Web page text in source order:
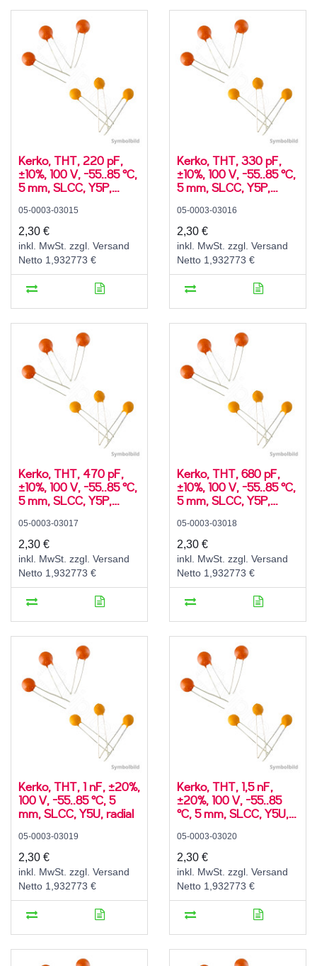
Kerko, THT, 220 pF,
±10%, 100 V, -55..85 °C,
5 mm, SLCC, Y5P,
05-0003-03015
2,30 €
inkl. MwSt. zzgl. Versand
Netto 1,932773 €
Kerko, THT, 330 pF,
±10%, 100 V, -55..85 °C,
5 mm, SLCC, Y5P,
05-0003-03016
2,30 €
inkl. MwSt. zzgl. Versand
Netto 1,932773 €
Kerko, THT, 470 pF,
±10%, 100 V, -55..85 °C,
5 mm, SLCC, Y5P,
05-0003-03017
2,30 €
inkl. MwSt. zzgl. Versand
Netto 1,932773 €
Kerko, THT, 680 pF,
±10%, 100 V, -55..85 °C,
5 mm, SLCC, Y5P,
05-0003-03018
2,30 €
inkl. MwSt. zzgl. Versand
Netto 1,932773 €
Kerko, THT, 1 nF, ±20%,
100 V, -55..85 °C, 5
mm, SLCC, Y5U, radial
05-0003-03019
2,30 €
inkl. MwSt. zzgl. Versand
Netto 1,932773 €
Kerko, THT, 1,5 nF,
±20%, 100 V, -55..85
°C, 5 mm, SLCC, Y5U,
05-0003-03020
2,30 €
inkl. MwSt. zzgl. Versand
Netto 1,932773 €